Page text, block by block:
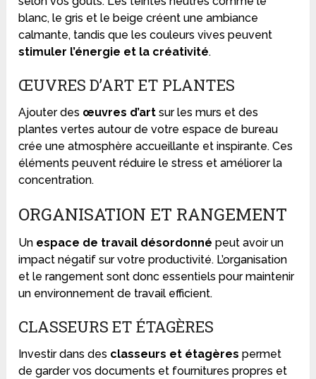
blanc, le gris et le beige créent une ambiance
calmante, tandis que les couleurs vives peuvent
stimuler l’énergie et la créativité.
ŒUVRES D’ART ET PLANTES
Ajouter des œuvres d’art sur les murs et des
plantes vertes autour de votre espace de bureau
crée une atmosphère accueillante et inspirante. Ces
éléments peuvent réduire le stress et améliorer la
concentration.
ORGANISATION ET RANGEMENT
Un espace de travail désordonné peut avoir un
impact négatif sur votre productivité. L’organisation
et le rangement sont donc essentiels pour maintenir
un environnement de travail efficient.
CLASSEURS ET ÉTAGÈRES
Investir dans des classeurs et étagères permet
de garder vos documents et fournitures propres et